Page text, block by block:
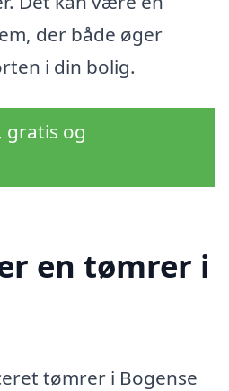
der både øger
i din bolig.
gratis og
en tømrer i
tømrer i Bogense